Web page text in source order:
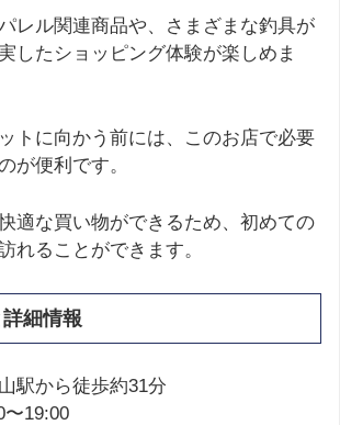
レル関連商品や、さまざまな釣具が
したショッピング体験が楽しめま
トに向かう前には、このお店で必要
が便利です。
適な買い物ができるため、初めての
れることができます。
細情報
駅から徒歩約31分
〜19:00